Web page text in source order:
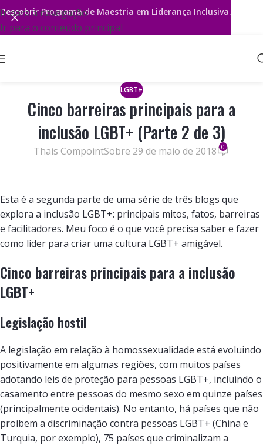
Ir para a navegação
Ir para o conteúdo principal
LGBT+
Cinco barreiras principais para a
inclusão LGBT+ (Parte 2 de 3)
Thais CompointSobre 29 de maio de 2018 0
Esta é a segunda parte de uma série de três blogs que
explora a inclusão LGBT+: principais mitos, fatos, barreiras
e facilitadores. Meu foco é o que você precisa saber e fazer
como líder para criar uma cultura LGBT+ amigável.
Cinco barreiras principais para a inclusão
LGBT+
Legislação hostil
A legislação em relação à homossexualidade está evoluindo
positivamente em algumas regiões, com muitos países
adotando leis de proteção para pessoas LGBT+, incluindo o
casamento entre pessoas do mesmo sexo em quinze países
(principalmente ocidentais). No entanto, há países que não
proíbem a discriminação contra pessoas LGBT+ (China e
Turquia, por exemplo), 75 países que criminalizam a
Descobrir Programa de Maestria em Liderança Inclusiva.